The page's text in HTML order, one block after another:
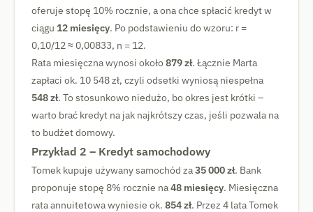
oferuje stopę 10% rocznie, a ona chce spłacić kredyt w
ciągu 12 miesięcy. Po podstawieniu do wzoru: r =
0,10/12 ≈ 0,00833, n = 12.
Rata miesięczna wynosi około879 zł. Łącznie Marta
zapłaci ok. 10 548 zł, czyli odsetki wyniosą niespełna
548 zł. To stosunkowo niedużo, bo okres jest krótki –
warto brać kredyt na jak najkrótszy czas, jeśli pozwala na
to budżet domowy.
Przykład 2 – Kredyt samochodowy
Tomek kupuje używany samochód za35 000 zł. Bank
proponuje stopę 8% rocznie na48 miesięcy. Miesięczna
rata annuitetowa wyniesie ok. 854 zł. Przez 4 lata Tomek